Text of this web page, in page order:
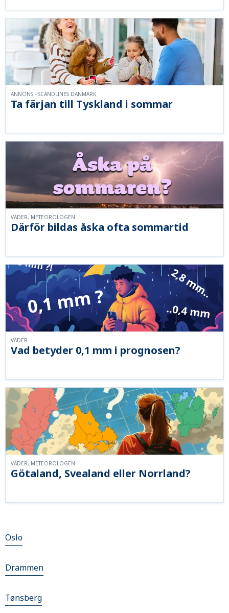
Ta färjan till Tyskland i sommar
ANNONS - SCANDLINES DANMARK
Därför bildas åska ofta sommartid
VÄDER, METEOROLOGEN
Vad betyder 0,1 mm i prognosen?
VÄDER
Götaland, Svealand eller Norrland?
VÄDER, METEOROLOGEN
Oslo
Drammen
Tønsberg